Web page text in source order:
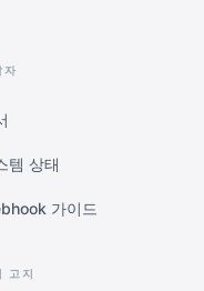
자
템 상태
가이드
고지